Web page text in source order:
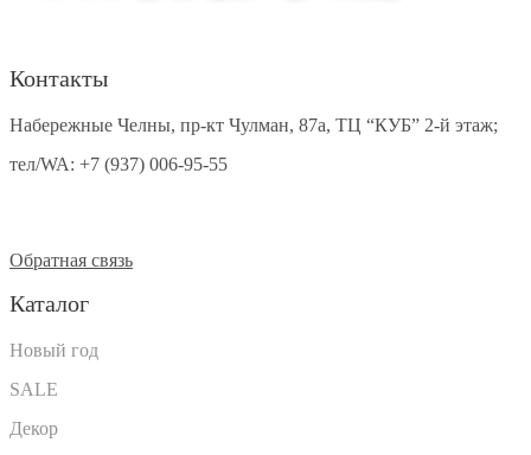
Контакты
Набережные Челны, пр-кт Чулман, 87а, ТЦ “КУБ” 2-й этаж;
тел/WA: +7 (937) 006-95-55
Обратная связь
Каталог
Новый год
SALE
Декор